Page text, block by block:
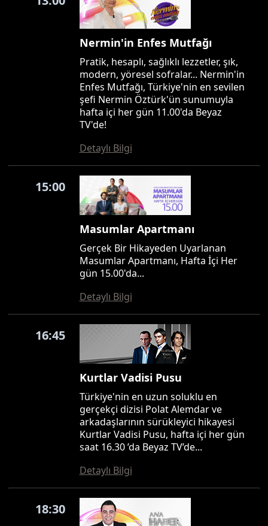
Nermin'in Enfes Mutfağı
Pratik, hesaplı, sağlıklı lezzetler, şık,
modern, yöresel sofralar... Nermin'in
Enfes Mutfağı, Türkiye'nin en sevilen
şefi Nermin Öztürk'ün sunumuyla
hafta içi her gün 11.00'da Beyaz
TV'de!
Detaylı Bilgi
15:00
Masumlar Apartmanı
Gerçek Bir Hikayeden Uyarlanan
Masumlar Apartmanı, Hafta İçi Her
gün 15.00'da...
Detaylı Bilgi
16:45
Kurtlar Vadisi Pusu
Türkiye'nin en uzun soluklu en
gerçekçi dizisi Polat Alemdar ve
arkadaşlarının sürükleyici hikayesi
Kurtlar Vadisi Pusu, hafta içi her gün
saat 16.30 ’da Beyaz TV’de...
Detaylı Bilgi
18:30